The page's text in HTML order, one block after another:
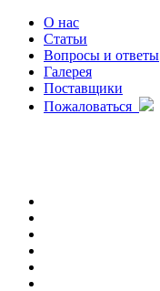
О нас
Статьи
Вопросы и ответы
Галерея
Поставщики
Пожаловаться